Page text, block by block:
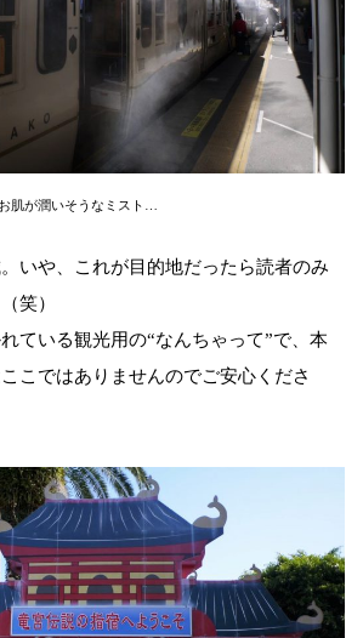
肌が潤いそうなミスト…
いや、これが目的地だったら読者のみ
笑）
ている観光用の“なんちゃって”で、本
こではありませんのでご安心くださ